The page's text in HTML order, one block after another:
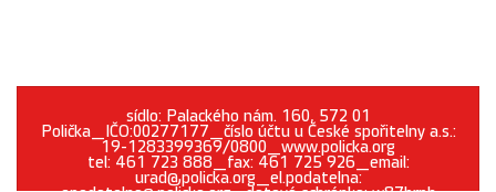
sídlo: Palackého nám. 160, 572 01
Polička_IČO:00277177_číslo účtu u České spořitelny a.s.:
19-1283399369/0800_www.policka.org
tel: 461 723 888_fax: 461 725 926_email:
urad@policka.org_el.podatelna: